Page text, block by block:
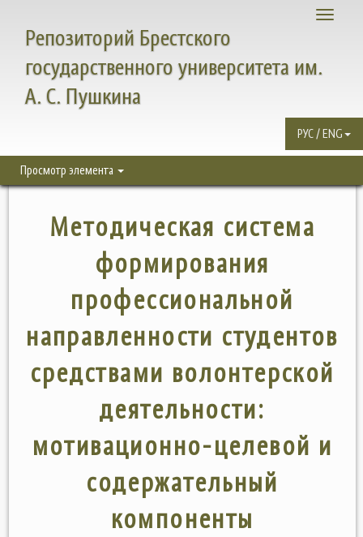
Toggle
Репозиторий Брестского
государственного университета им.
А. С. Пушкина
РУС / ENG
Просмотр элемента
Методическая система
формирования
профессиональной
направленности студентов
средствами волонтерской
деятельности:
мотивационно-целевой и
содержательный
компоненты